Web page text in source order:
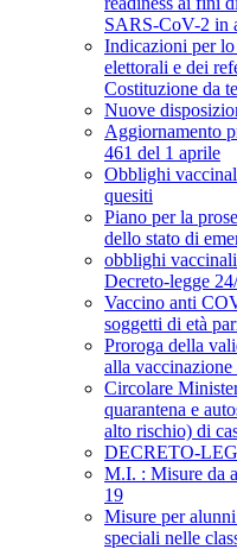
SARS-CoV-2 in
Indicazioni per
elettorali e dei
Costituzione da
Nuove
Aggiornamento
461 del 1 aprile
Obblighi
quesiti
Piano per la
dello stato di
obblighi
Decreto-legge
Vaccino anti
soggetti di età
Proroga della
alla
Circolare
quarantena e
alto rischio) di
DECRETO-
M.I. : Misure da
19
Misure per
speciali nelle